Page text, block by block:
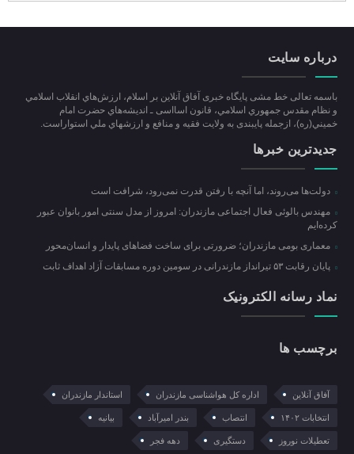
درباره سایت
باسمه تعالی خط مشی پایگاه خبری آفاق آنلاین بر اسلام، ارزش‌هاي انقلاب اسلامي
و نظام مقدس جمهوري اسلامي، قانون اسااسی ـ انديشه‌هاي حضرت امام
خميني(ره)، ازجمله پایبندی به ولايت فقيه و منافع و ارزشهاي ملي استواراست.
جدیدترین خبرها
دولت‌ها می‌روند، اما آنچه با رفتن قدرت نمی‌رود، شرافت است
مهندس بالوئی فعال اجتماعی مازندران: امروز از مدل سنتی امور بانوان عبور
کرده‌ایم
معماری بومی مازندران؛ ضرورتی برای ساخت فضاهای پایدار و انسان‌محور
پایان رقابت ۵۳ تیرانداز مازندرانی در سومین دوره مسابقات آزاد اهداف ثابت
نماد رسانه الکترونیک
برچسب ها
آفاق آنلاین اداره کل هواشناسی مازندران استاندار مازندران
انتخابات ۱۴۰۲ انتصاب بندر امیرآباد بیانیه
تعطیلات نوروز دستگیری دهه فجر